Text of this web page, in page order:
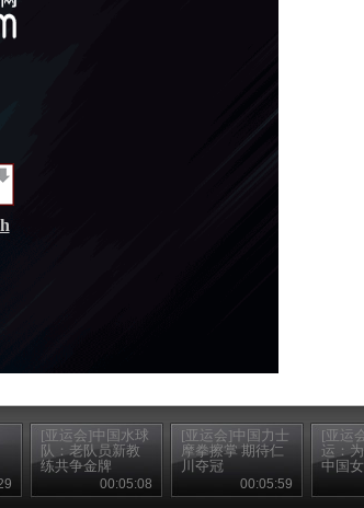
[亚运会]中国水球
队：老队员新教
练共争金牌
00:05:08
[亚运会]中国力士
摩拳擦掌 期待仁
川夺冠
00:05:59
[亚运
运：
中国